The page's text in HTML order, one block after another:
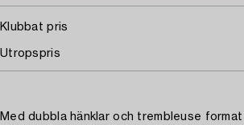
Klubbat pris
Utropspris
Med dubbla hänklar och trembleuse